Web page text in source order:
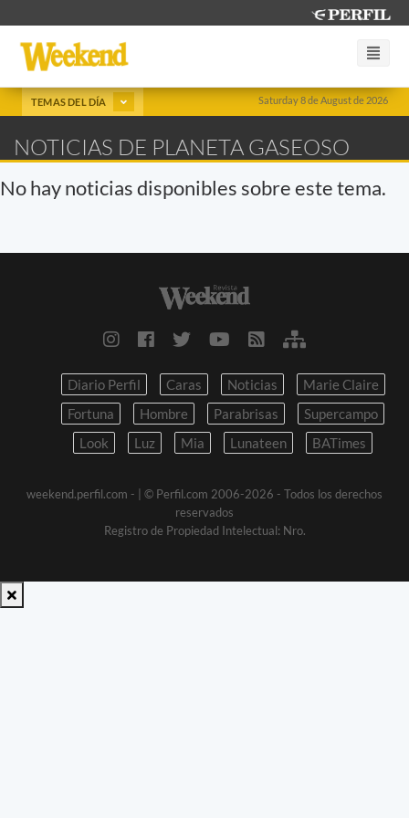
Saturday 8 de August de 2026
TEMAS DEL DÍA
NOTICIAS DE PLANETA GASEOSO
No hay noticias disponibles sobre este tema.
Diario Perfil Caras Noticias
Marie Claire
Fortuna
Hombre Parabrisas
Supercampo
Look
Luz Mia Lunateen BATimes
weekend.perfil.com -
| © Perfil.com 2006-2026 - Todos los derechos
reservados
Registro de Propiedad Intelectual: Nro.